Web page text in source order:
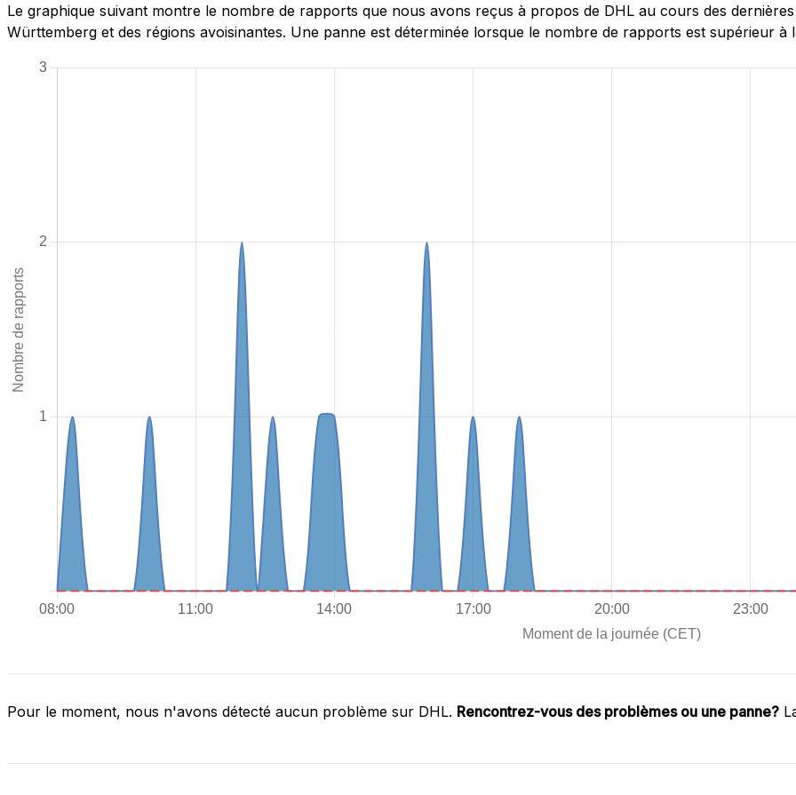
Le graphique suivant montre le nombre de rapports que nous avons reçus à propos de DHL au cours des
Württemberg et des régions avoisinantes. Une panne est déterminée lorsque le nombre de rapports est supérieur à
Pour le moment, nous n'avons détecté aucun problème sur DHL. Rencontrez-vous des problèmes ou une panne?